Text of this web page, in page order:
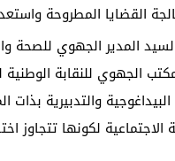
القضايا المطروحة
المدير الجهوي للصحة
الجهوي للنقابة
البيداغوجية والتدبيرية
الاجتماعية لكونها تتجاوز